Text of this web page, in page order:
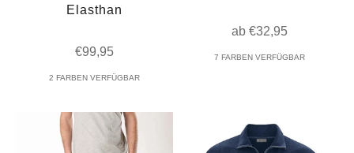
Elasthan
Angebot
€99,95
2 FARBEN VERFÜGBAR
Angebot
ab €32,95
7 FARBEN VERFÜGBAR